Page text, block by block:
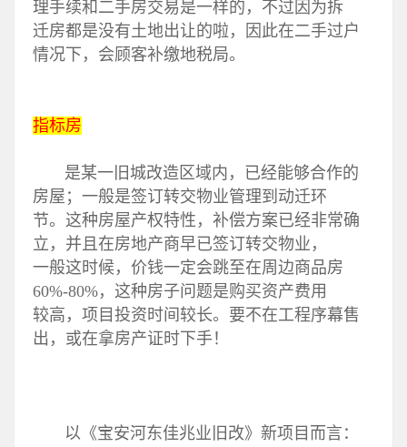
理手续和二手房交易是一样的，不过因为拆
迁房都是没有土地出让的啦，因此在二手过户
情况下，会顾客补缴地税局。
指标房
是某一旧城改造区域内，已经能够合作的
房屋；一般是签订转交物业管理到动迁环
节。这种房屋产权特性，补偿方案已经非常确
立，并且在房地产商早已签订转交物业，
一般这时候，价钱一定会跳至在周边商品房
60%-80%，这种房子问题是购买资产费用
较高，项目投资时间较长。要不在工程序幕售
出，或在拿房产证时下手！
以《宝安河东佳兆业旧改》新项目而言：